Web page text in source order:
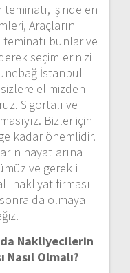
işinde en
Araçların
bunlar ve
seçimlerinizi
İstanbul
elimizden
Sigortalı ve
Bizler için
kadar önemlidir.
hayatlarına
ve gerekli
nakliyat firması
da olmaya
Nakliyecilerin
Nasıl Olmalı?